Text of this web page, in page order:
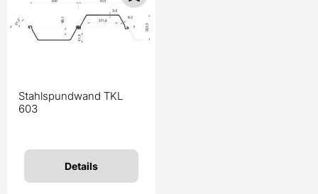
Stahlspundwand TKL
603
Details